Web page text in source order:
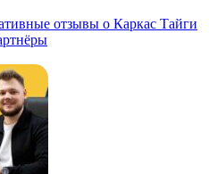
отзывы о Каркас Тайги